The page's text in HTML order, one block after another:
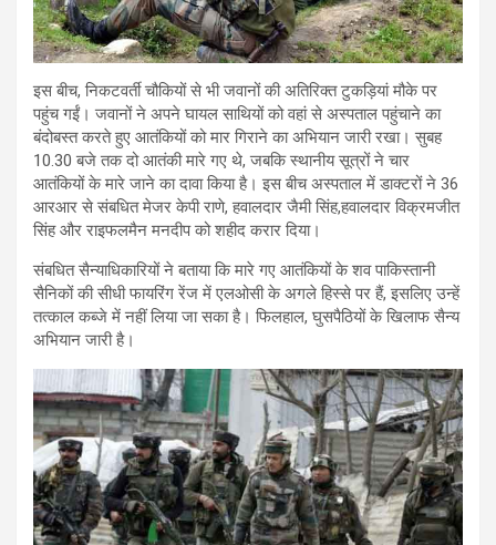
इस बीच, निकटवर्ती चौकियों से भी जवानों की अतिरिक्त टुकड़ियां मौके पर
पहुंच गईं। जवानों ने अपने घायल साथियों को वहां से अस्पताल पहुंचाने का
बंदोबस्त करते हुए आतंकियों को मार गिराने का अभियान जारी रखा। सुबह
10.30 बजे तक दो आतंकी मारे गए थे, जबकि स्थानीय सूत्रों ने चार
आतंकियों के मारे जाने का दावा किया है। इस बीच अस्पताल में डाक्टरों ने 36
आरआर से संबधित मेजर केपी राणे, हवालदार जैमी सिंह,हवालदार विक्रमजीत
सिंह और राइफलमैन मनदीप को शहीद करार दिया।
संबधित सैन्याधिकारियों ने बताया कि मारे गए आतंकियों के शव पाकिस्तानी
सैनिकों की सीधी फायरिंग रेंज में एलओसी के अगले हिस्से पर हैं, इसलिए उन्हें
तत्काल कब्जे में नहीं लिया जा सका है। फिलहाल, घुसपैठियों के खिलाफ सैन्य
अभियान जारी है।